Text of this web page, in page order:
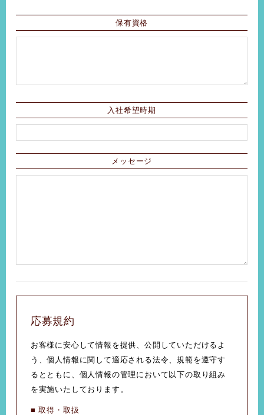
保有資格
入社希望時期
メッセージ
応募規約
お客様に安心して情報を提供、公開していただけるよ
う、個人情報に関して適応される法令、規範を遵守す
るとともに、個人情報の管理において以下の取り組み
を実施いたしております。
■ 取得・取扱